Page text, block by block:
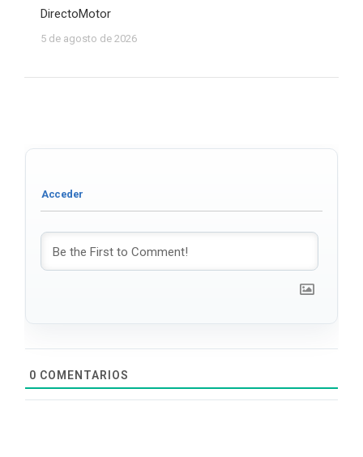
DirectoMotor
5 de agosto de 2026
0 COMENTARIOS